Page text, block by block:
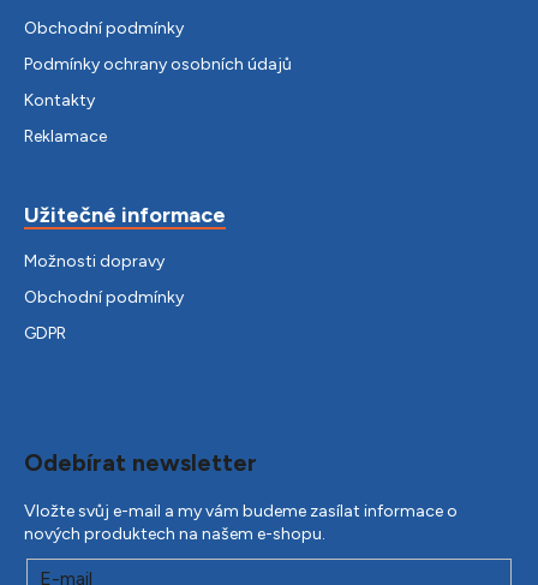
Obchodní podmínky
Podmínky ochrany osobních údajů
Kontakty
Reklamace
Užitečné informace
Možnosti dopravy
Obchodní podmínky
GDPR
Odebírat newsletter
Vložte svůj e-mail a my vám budeme zasílat informace o
nových produktech na našem e-shopu.
E-mail